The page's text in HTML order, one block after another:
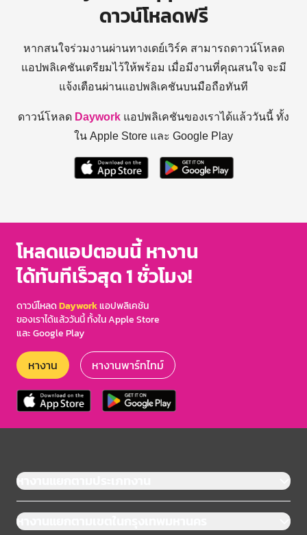
ดาวน์โหลดฟรี
หากสนใจร่วมงานผ่านทางเดย์เวิร์ค สามารถดาวน์โหลด
แอปพลิเคชันเตรียมไว้ให้พร้อม เมื่อมีงานที่คุณสนใจ จะมี
แจ้งเตือนผ่านแอปพลิเคชันบนมือถือทันที
ดาวน์โหลด Daywork แอปพลิเคชันของเราได้แล้ววันนี้ ทั้ง
ใน Apple Store และ Google Play
โหลดแอปตอนนี้ หางาน
ได้ทันทีเร็วสุด 1 ชั่วโมง!
ดาวน์โหลดDayworkแอปพลิเคชัน
ของเราได้แล้ววันนี้ ทั้งใน Apple Store
และ Google Play
หางาน หางานพาร์ทไทม์
หางานแยกตามประเภทงาน
หางานแยกตามเขตในกรุงเทพมหานคร